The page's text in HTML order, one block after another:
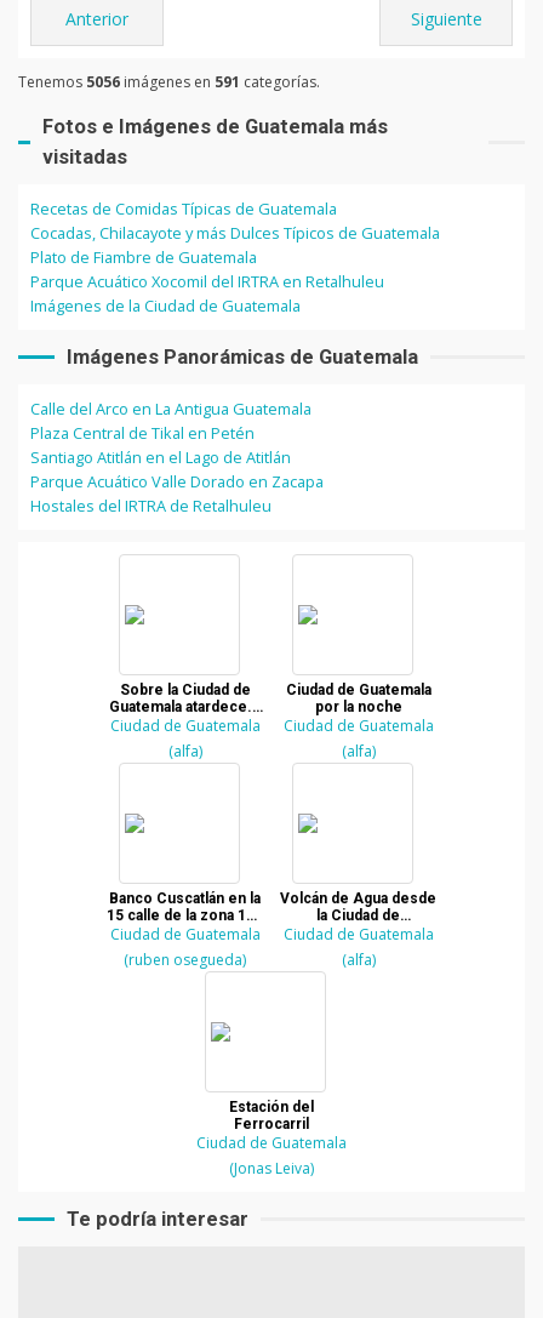
Anterior Siguiente
Tenemos 5056 imágenes en 591 categorías.
Fotos e Imágenes de Guatemala más
visitadas
Recetas de Comidas Típicas de Guatemala
Cocadas, Chilacayote y más Dulces Típicos de Guatemala
Plato de Fiambre de Guatemala
Parque Acuático Xocomil del IRTRA en Retalhuleu
Imágenes de la Ciudad de Guatemala
Imágenes Panorámicas de Guatemala
Calle del Arco en La Antigua Guatemala
Plaza Central de Tikal en Petén
Santiago Atitlán en el Lago de Atitlán
Parque Acuático Valle Dorado en Zacapa
Hostales del IRTRA de Retalhuleu
Sobre la Ciudad de
Guatemala atardece...
¿O amanece?
Ciudad de Guatemala
(alfa)
Ciudad de Guatemala
por la noche
Ciudad de Guatemala
(alfa)
Banco Cuscatlán en la
15 calle de la zona 10 -
Ciudad de Guatemala
Ciudad de Guatemala
(ruben osegueda)
Volcán de Agua desde
la Ciudad de
Guatemala
Ciudad de Guatemala
(alfa)
Estación del
Ferrocarril
Ciudad de Guatemala
(Jonas Leiva)
Te podría interesar